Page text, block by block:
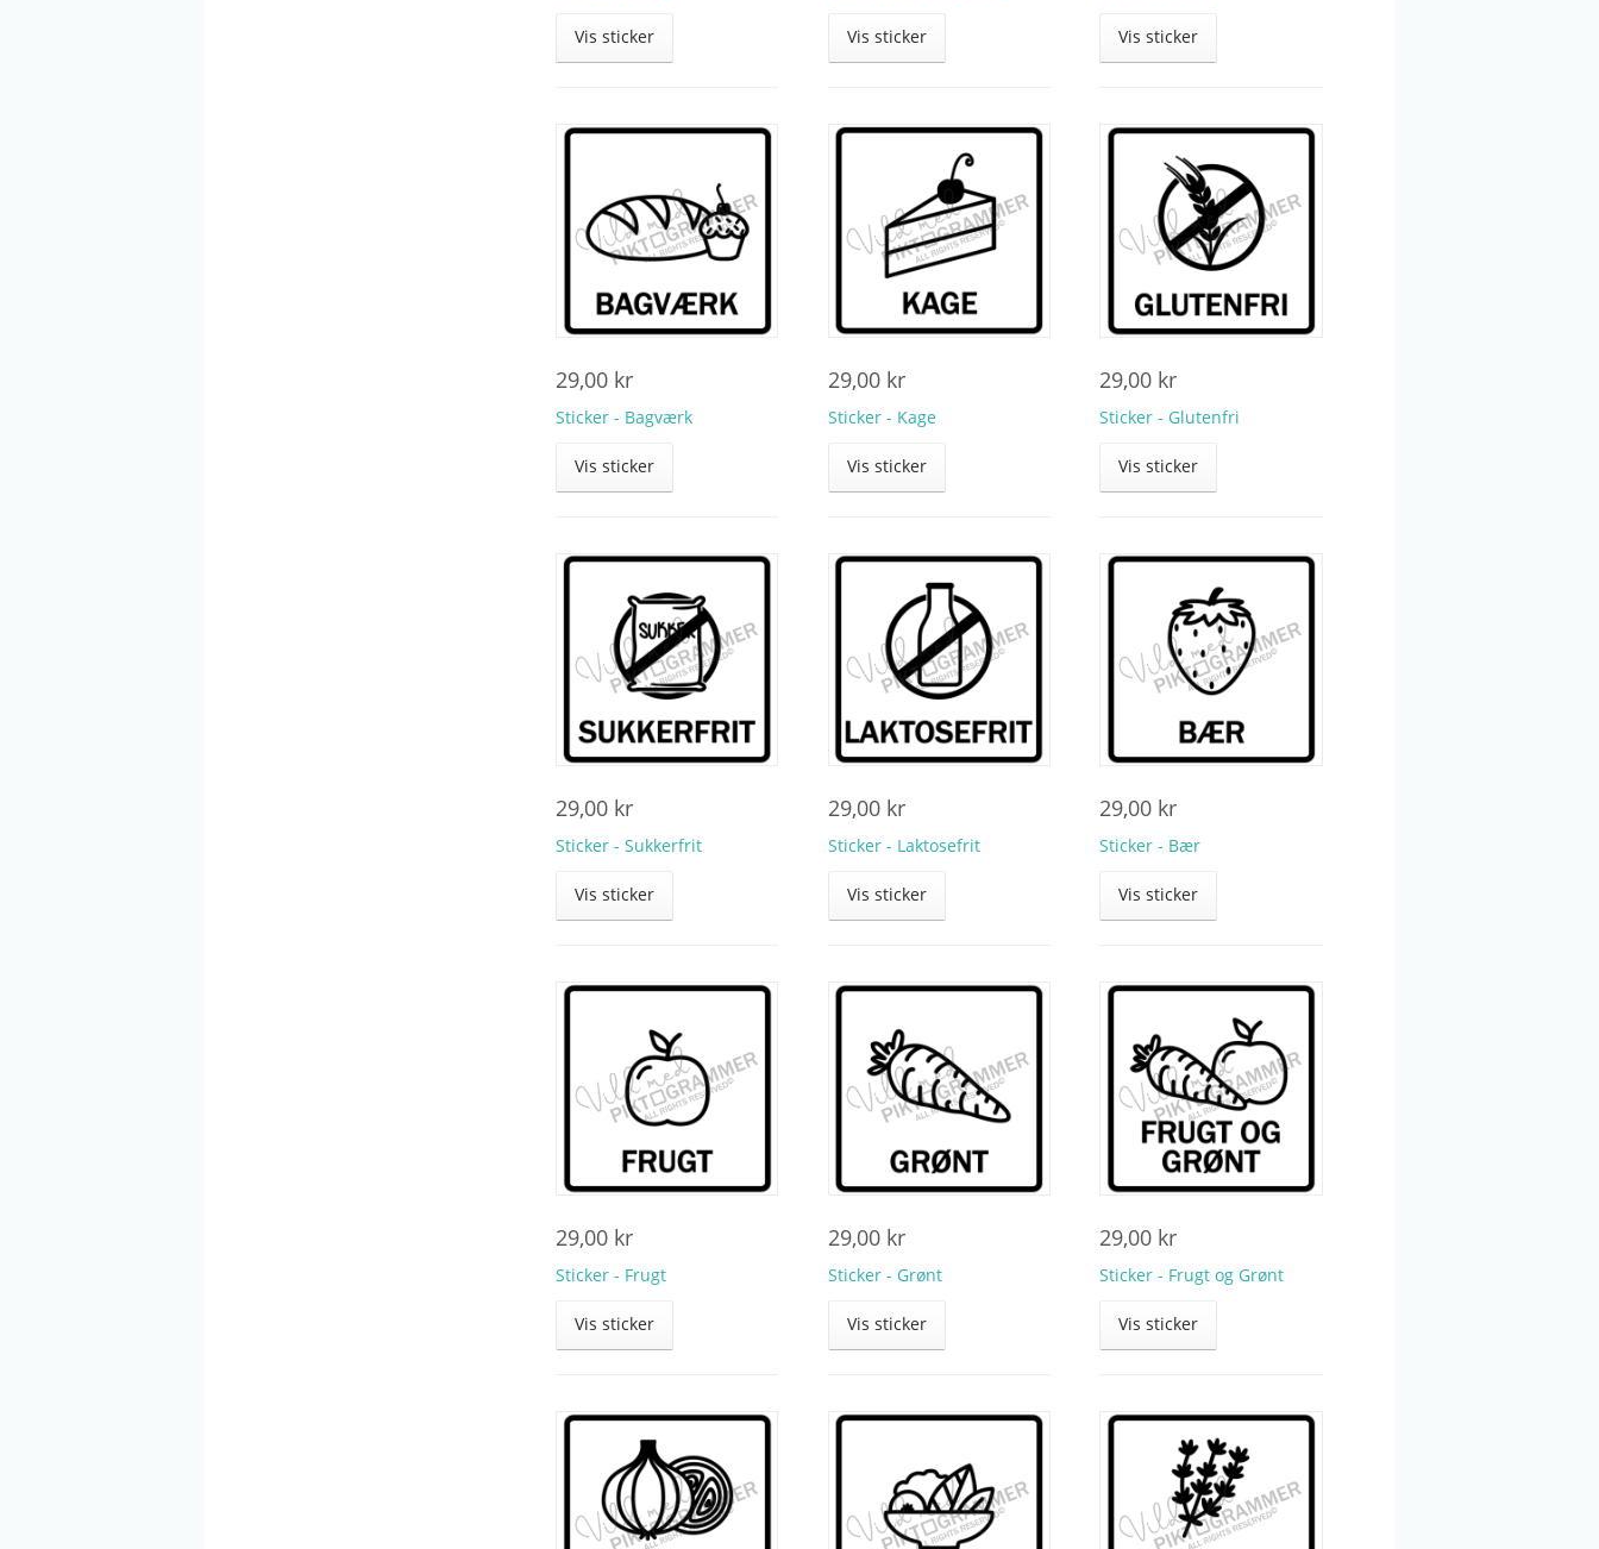
Vis sticker Vis sticker Vis sticker
29,00kr
Sticker - Bagværk
Vis sticker
29,00kr
Sticker - Kage
Vis sticker
29,00 kr
Sticker - Glutenfri
Vis sticker
29,00kr
Sticker - Sukkerfrit
Vis sticker
29,00kr
Sticker - Laktosefrit
Vis sticker
29,00 kr
Sticker - Bær
Vis sticker
29,00kr
Sticker - Frugt
Vis sticker
29,00kr
Sticker - Grønt
Vis sticker
29,00 kr
Sticker - Frugt og Grønt
Vis sticker